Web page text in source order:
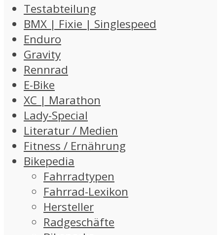
Testabteilung
BMX | Fixie | Singlespeed
Enduro
Gravity
Rennrad
E-Bike
XC | Marathon
Lady-Special
Literatur / Medien
Fitness / Ernährung
Bikepedia
Fahrradtypen
Fahrrad-Lexikon
Hersteller
Radgeschäfte